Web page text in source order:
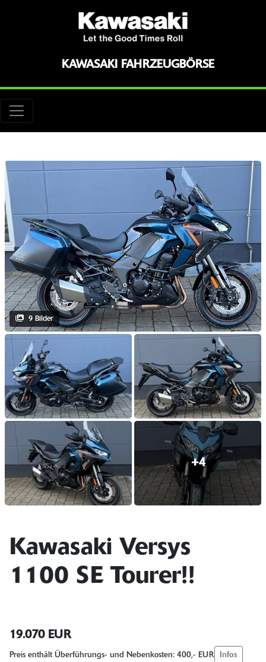
KAWASAKI FAHRZEUGBÖRSE
9 Bilder
+4
Kawasaki Versys
1100 SE Tourer!!
19.070 EUR
Preis enthält Überführungs- und Nebenkosten: 400,- EUR Infos